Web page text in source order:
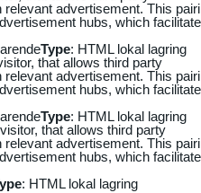
advertisement. This
hubs, which
Type: HTML lokal lagring
that allows third party
advertisement. This
hubs, which
Type: HTML lokal lagring
that allows third party
advertisement. This
hubs, which
: HTML lokal lagring